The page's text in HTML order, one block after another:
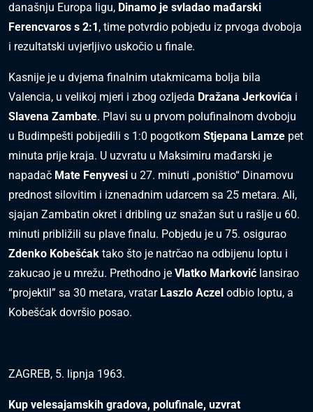
današnju Europa ligu, Dinamo je svladao mađarski
Ferencvaros s 2:1, time potvrdio pobjedu iz prvoga dvoboja
i rezultatski uvjerljivo uskočio u finale.
Kasnije je u dvjema finalnim utakmicama bolja bila
Valencia, u velikoj mjeri i zbog ozljeda Dražana Jerkovića i
Slavena Zambate. Plavi su u prvom polufinalnom dvoboju
u Budimpešti pobijedili s 1:0 pogotkom Stjepana Lamze pet
minuta prije kraja. U uzvratu u Maksimiru mađarski je
napadač Mate Fenyvesi u 27. minuti „poništio“ Dinamovu
prednost silovitim i iznenadnim udarcem sa 25 metara. Ali,
sjajan Zambatin okret i dribling uz snažan šut u rašlje u 60.
minuti približili su plave finalu. Pobjedu je u 75. osigurao
Zdenko Kobešćak tako što je natrčao na odbijenu loptu i
zakucao je u mrežu. Prethodno je Vlatko Marković lansirao
“projektil” sa 30 metara, vratar Laszlo Aczel odbio loptu, a
Kobešćak dovršio posao.
ZAGREB, 5. lipnja 1963.
Kup velesajamskih gradova, polufinale, uzvrat